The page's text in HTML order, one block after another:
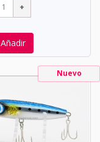
Añadir
Nuevo